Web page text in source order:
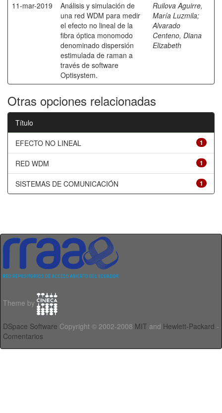
11-mar-2019
Análisis y simulación de
una red WDM para medir
el efecto no lineal de la
fibra óptica monomodo
denominado dispersión
estimulada de raman a
través de software
Optisystem.
Ruilova Aguirre,
María Luzmila;
Alvarado
Centeno, Diana
Elizabeth
Otras opciones relacionadas
Título
1
EFECTO NO LINEAL
1
RED WDM
1
SISTEMAS DE COMUNICACIÓN
Theme by
DSpace Software Copyright © 2002-2008 MIT and Hewlett-Packard -
Comentarios